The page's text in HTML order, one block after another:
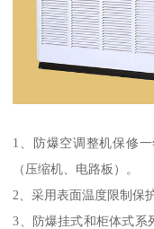
1、防爆空调整机保修
（压缩机、电路板）。
2、采用表面温度限制保
3、防爆挂式和柜体式系